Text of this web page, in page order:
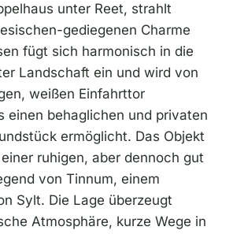
unter Reet, strahlt
gediegenen Charme
fügt sich harmonisch in die
Landschaft ein und wird von
weißen Einfahrttor
einen behaglichen und privaten
ermöglicht. Das Objekt
ruhigen, aber dennoch gut
von Tinnum, einem
Sylt. Die Lage überzeugt
Atmosphäre, kurze Wege in